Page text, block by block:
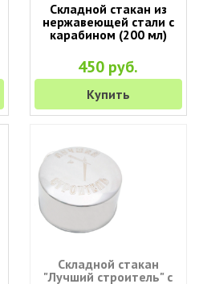
Складной стакан из
нержавеющей стали с
карабином (200 мл)
450 руб.
Купить
Складной стакан
"Лучший строитель" с